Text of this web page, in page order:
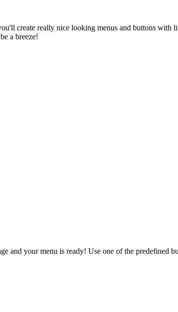
create really nice looking menus and buttons with
a breeze!
your menu is ready! Use one of the predefined